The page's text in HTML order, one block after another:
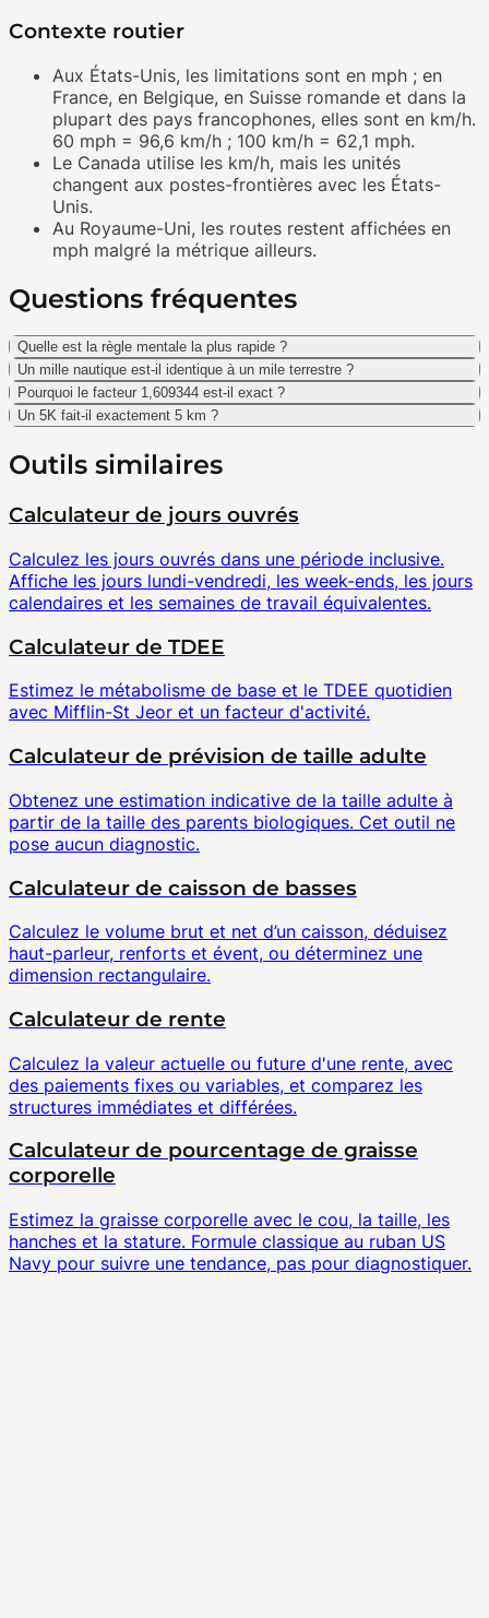
Contexte routier
Aux États-Unis, les limitations sont en mph ; en
France, en Belgique, en Suisse romande et dans la
plupart des pays francophones, elles sont en km/h.
60 mph = 96,6 km/h ; 100 km/h = 62,1 mph.
Le Canada utilise les km/h, mais les unités
changent aux postes-frontières avec les États-
Unis.
Au Royaume-Uni, les routes restent affichées en
mph malgré la métrique ailleurs.
Questions fréquentes
Quelle est la règle mentale la plus rapide ?
Un mille nautique est-il identique à un mile terrestre ?
Pourquoi le facteur 1,609344 est-il exact ?
Un 5K fait-il exactement 5 km ?
Outils similaires
Calculateur de jours ouvrés
Calculez les jours ouvrés dans une période inclusive.
Affiche les jours lundi-vendredi, les week-ends, les jours
calendaires et les semaines de travail équivalentes.
Calculateur de TDEE
Estimez le métabolisme de base et le TDEE quotidien
avec Mifflin-St Jeor et un facteur d'activité.
Calculateur de prévision de taille adulte
Obtenez une estimation indicative de la taille adulte à
partir de la taille des parents biologiques. Cet outil ne
pose aucun diagnostic.
Calculateur de caisson de basses
Calculez le volume brut et net d’un caisson, déduisez
haut-parleur, renforts et évent, ou déterminez une
dimension rectangulaire.
Calculateur de rente
Calculez la valeur actuelle ou future d'une rente, avec
des paiements fixes ou variables, et comparez les
structures immédiates et différées.
Calculateur de pourcentage de graisse
corporelle
Estimez la graisse corporelle avec le cou, la taille, les
hanches et la stature. Formule classique au ruban US
Navy pour suivre une tendance, pas pour diagnostiquer.